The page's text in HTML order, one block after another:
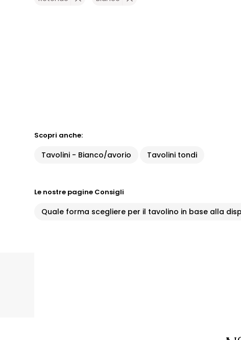
Scopri anche:
Tavolini - Bianco/avorio Tavolini tondi
Le nostre pagine Consigli
Quale forma scegliere per il tavolino in base alla